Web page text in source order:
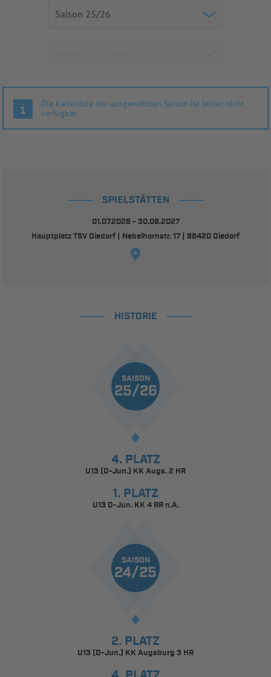
Die Kaderliste der ausgewählten Saison ist leider nicht
verfügbar.
SPIELSTÄTTEN
01.07.2026 - 30.06.2027
Hauptplatz TSV Diedorf | Nebelhornstr. 17 | 86420 Diedorf
HISTORIE
SAISON
25/26
4. PLATZ
U13 (D-Jun.) KK Augs. 2 HR
1. PLATZ
U13 D-Jun. KK 4 RR n.A.
SAISON
24/25
2. PLATZ
U13 (D-Jun.) KK Augsburg 3 HR